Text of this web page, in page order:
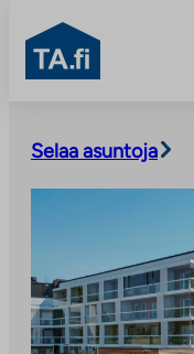
sisältöön
TA.fi
Selaa asuntoja